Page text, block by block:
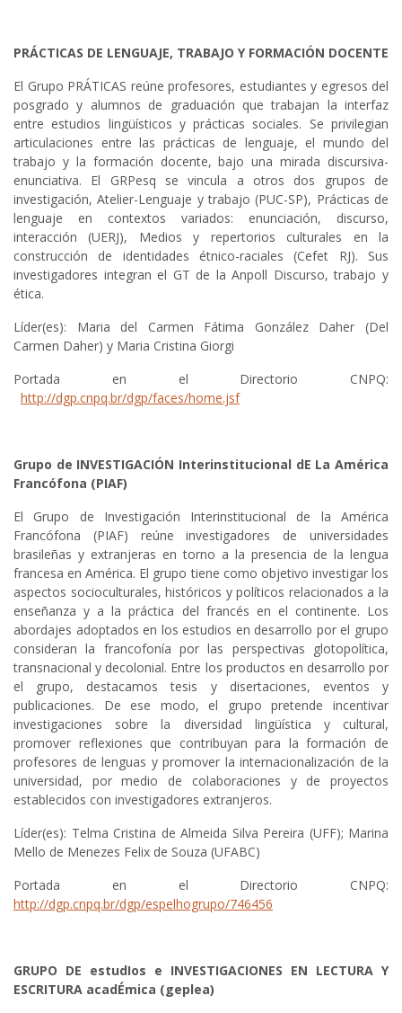
PRÁCTICAS DE LENGUAJE, TRABAJO Y FORMACIÓN DOCENTE
El Grupo PRÁTICAS reúne profesores, estudiantes y egresos del
posgrado y alumnos de graduación que trabajan la interfaz
entre estudios lingüísticos y prácticas sociales. Se privilegian
articulaciones entre las prácticas de lenguaje, el mundo del
trabajo y la formación docente, bajo una mirada discursiva-
enunciativa. El GRPesq se vincula a otros dos grupos de
investigación, Atelier-Lenguaje y trabajo (PUC-SP), Prácticas de
lenguaje en contextos variados: enunciación, discurso,
interacción (UERJ), Medios y repertorios culturales en la
construcción de identidades étnico-raciales (Cefet RJ). Sus
investigadores integran el GT de la Anpoll Discurso, trabajo y
ética.
Líder(es): Maria del Carmen Fátima González Daher (Del
Carmen Daher) y Maria Cristina Giorgi
Portada en el Directorio CNPQ:
http://dgp.cnpq.br/dgp/faces/home.jsf
Grupo de INVESTIGACIÓN Interinstitucional dE La América
Francófona (PIAF)
El Grupo de Investigación Interinstitucional de la América
Francófona (PIAF) reúne investigadores de universidades
brasileñas y extranjeras en torno a la presencia de la lengua
francesa en América. El grupo tiene como objetivo investigar los
aspectos socioculturales, históricos y políticos relacionados a la
enseñanza y a la práctica del francés en el continente. Los
abordajes adoptados en los estudios en desarrollo por el grupo
consideran la francofonía por las perspectivas glotopolítica,
transnacional y decolonial. Entre los productos en desarrollo por
el grupo, destacamos tesis y disertaciones, eventos y
publicaciones. De ese modo, el grupo pretende incentivar
investigaciones sobre la diversidad lingüística y cultural,
promover reflexiones que contribuyan para la formación de
profesores de lenguas y promover la internacionalización de la
universidad, por medio de colaboraciones y de proyectos
establecidos con investigadores extranjeros.
Líder(es): Telma Cristina de Almeida Silva Pereira (UFF); Marina
Mello de Menezes Felix de Souza (UFABC)
Portada en el Directorio CNPQ:
http://dgp.cnpq.br/dgp/espelhogrupo/746456
GRUPO DE estudIos e INVESTIGACIONES EN LECTURA Y
ESCRITURA acadÉmica (geplea)